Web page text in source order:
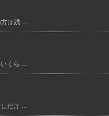
は残 ...
くら ...
だけ ...